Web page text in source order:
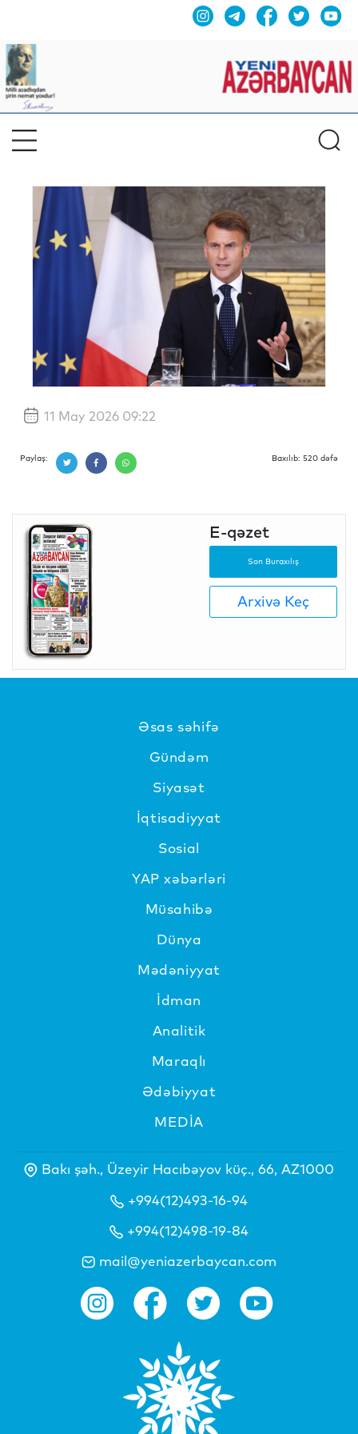
11 May 2026 09:22
Paylaş: Baxılıb: 520 dəfə
E-qəzet
Son Buraxılış
Arxivə Keç
Əsas səhifə
Gündəm
Siyasət
İqtisadiyyat
Sosial
YAP xəbərləri
Müsahibə
Dünya
Mədəniyyat
İdman
Analitik
Maraqlı
Ədəbiyyat
MEDİA
Bakı şəh., Üzeyir Hacıbəyov küç., 66, AZ1000
+994(12)493-16-94
+994(12)498-19-84
mail@yeniazerbaycan.com